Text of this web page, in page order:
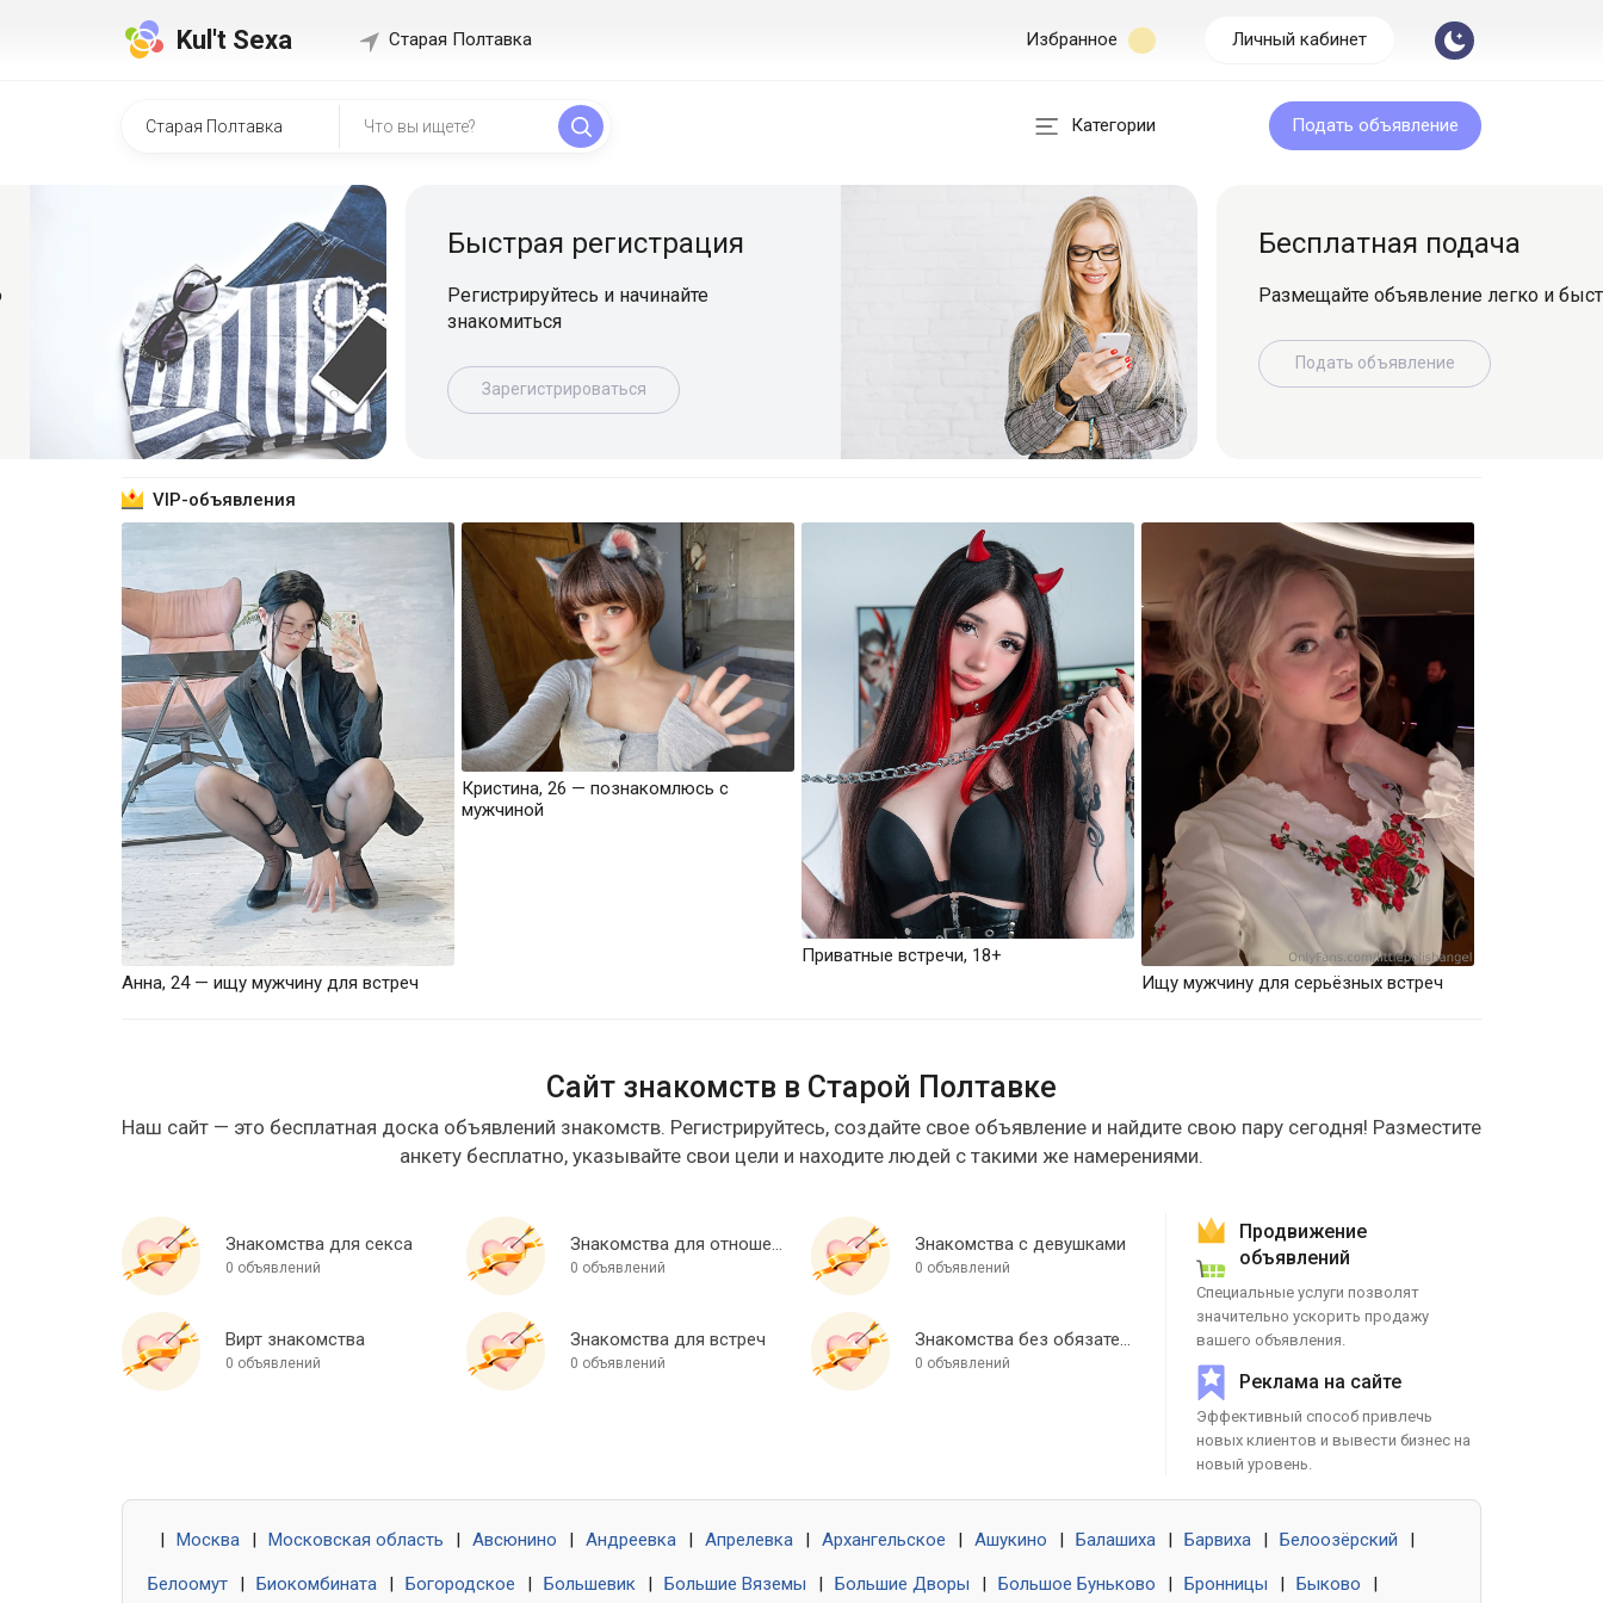
Kul't Sexa Старая Полтавка Избранное Личный кабинет
Категории Подать объявление
Быстрая регистрация
Регистрируйтесь и начинайте
знакомиться
Зарегистрироваться
Бесплатная подача
Размещайте объявление легко и
Подать объявление
VIP-объявления
Анна, 24 — ищу мужчину для встреч
Кристина, 26 — познакомлюсь с
мужчиной
Приватные встречи, 18+
Ищу мужчину для серьёзных встреч
Сайт знакомств в Старой Полтавке
Наш сайт — это бесплатная доска объявлений знакомств. Регистрируйтесь, создайте свое объявление и найдите свою пару сегодня! Разместите
анкету бесплатно, указывайте свои цели и находите людей с такими же намерениями.
Знакомства для секса
0 объявлений
Знакомства для отношений
0 объявлений
Знакомства с девушками
0 объявлений
Вирт знакомства
0 объявлений
Знакомства для встреч
0 объявлений
Знакомства без обязательств
0 объявлений
Продвижение
объявлений
Специальные услуги позволят
значительно ускорить продажу
вашего объявления.
Реклама на сайте
Эффективный способ привлечь
новых клиентов и вывести бизнес на
новый уровень.
Москва Московская область Авсюнино Андреевка Апрелевка Архангельское Ашукино Балашиха Барвиха Белоозёрский
Белоомут Биокомбината Богородское Большевик Большие Вяземы Большие Дворы Большое Буньково Бронницы Быково